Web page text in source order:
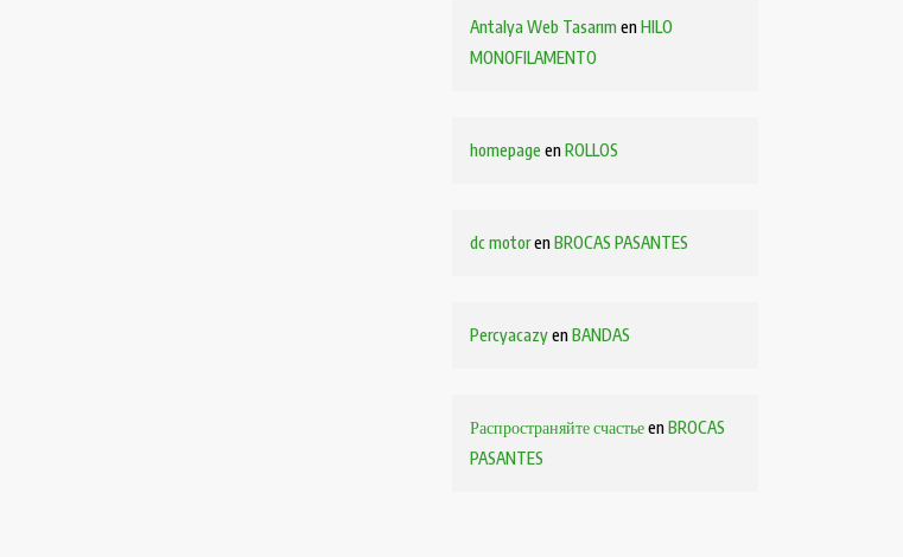
Antalya Web Tasarım enHILO
MONOFILAMENTO
homepage enROLLOS
dc motorenBROCAS PASANTES
PercyacazyenBANDAS
Распространяйте счастьеenBROCAS
PASANTES